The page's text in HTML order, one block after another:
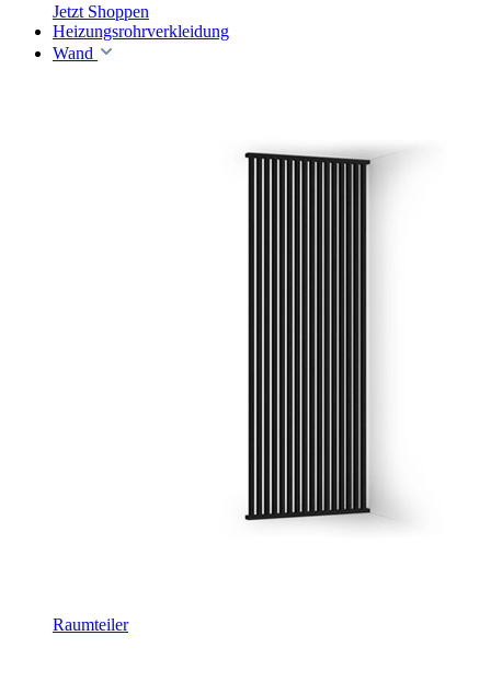
Jetzt Shoppen
Heizungsrohrverkleidung
Wand
Raumteiler